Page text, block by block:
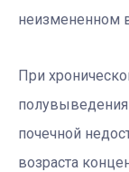
неизмененном
При
полувыведения
почечной
возраста